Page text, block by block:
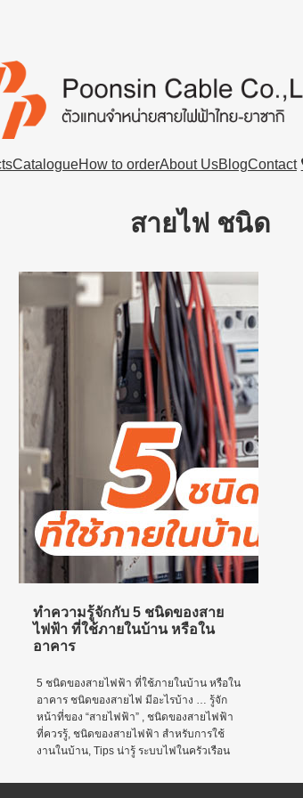
CatalogueHow to orderAbout UsBlogContact
สายไฟ ชนิด
ทำความรู้จักกับ 5 ชนิดของสาย
ไฟฟ้า ที่ใช้ภายในบ้าน หรือใน
อาคาร
5 ชนิดของสายไฟฟ้า ที่ใช้ภายในบ้าน หรือใน
อาคาร ชนิดของสายไฟ มีอะไรบ้าง … รู้จัก
หน้าที่ของ “สายไฟฟ้า” , ชนิดของสายไฟฟ้า
ที่ควรรู้, ชนิดของสายไฟฟ้า สำหรับการใช้
งานในบ้าน, Tips น่ารู้ ระบบไฟในครัวเรือน